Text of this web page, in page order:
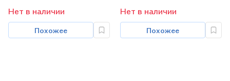
1943-1945
Нет в наличии
Похожее
Нет в наличии
Похожее